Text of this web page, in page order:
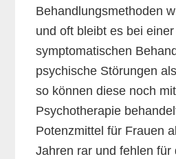
Behandlungsmethoden
und oft bleibt es bei
symptomatischen
psychische Störungen
so können diese noch
Psychotherapie
Potenzmittel für Frauen
Jahren rar und fehlen für